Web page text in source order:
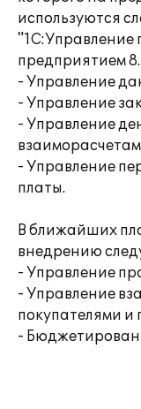
используются
"1C:Управление
предприятием
- Управление
- Управление
- Управление
- Управление
платы.
В ближайших
внедрению
- Управление
- Управление
покупателями
-